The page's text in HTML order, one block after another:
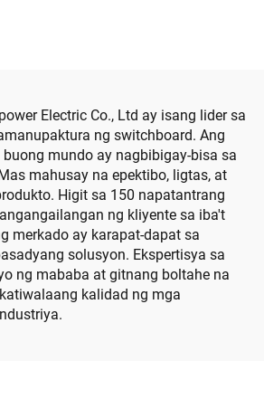
Electric Co., Ltd ay isang lider sa
ng switchboard. Ang
mundo ay nagbibigay-bisa sa
mahusay na epektibo, ligtas, at
Higit sa 150 napatantrang
ng kliyente sa iba't
merkado ay karapat-dapat sa
solusyon. Ekspertisya sa
ng mababa at gitnang boltahe na
kalidad ng mga